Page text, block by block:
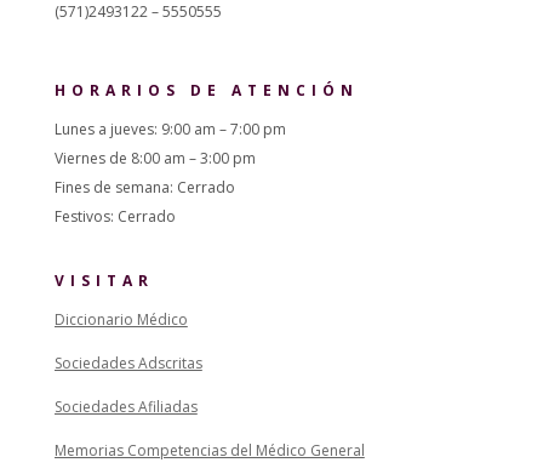
(571)2493122 – 5550555
HORARIOS DE ATENCIÓN
Lunes a jueves: 9:00 am – 7:00 pm
Viernes de 8:00 am – 3:00 pm
Fines de semana: Cerrado
Festivos: Cerrado
VISITAR
Diccionario Médico
Sociedades Adscritas
Sociedades Afiliadas
Memorias Competencias del Médico General